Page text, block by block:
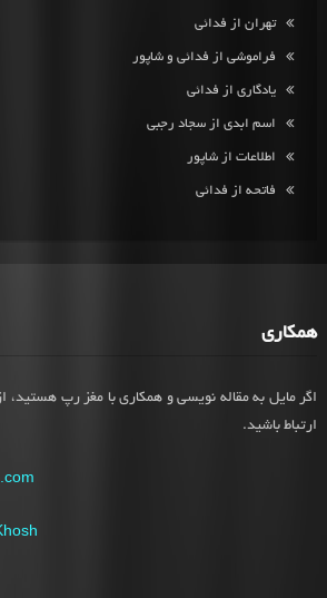
تهران از فدائی
فراموشی از فدائی و شاپور
یادگاری از فدائی
اسم ابدی از سجاد رجبی
اطلاعات از شاپور
فاتحه از فدائی
همکاری
اگر مایل به مقاله نویسی و همکاری با مغز رپ هستید، از
ارتباط باشید.